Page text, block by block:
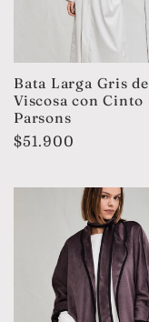
ó
n
Bata Larga Gris
Viscosa con Cinto
Parsons
Precio
$51.900